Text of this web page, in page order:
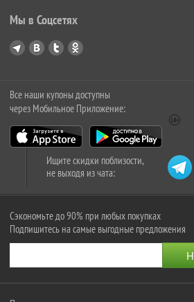
Мы в Соцсетях
Все наши купоны доступны
через Мобильное Приложение:
Ищите скидки поблизости,
не выходя из чата:
Сэкономьте до 90% при любых покупках
Подпишитесь на самые выгодные предложения